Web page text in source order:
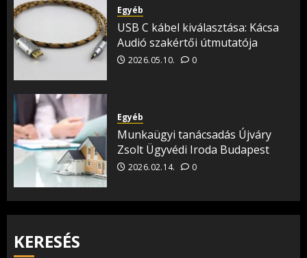
Egyéb
USB C kábel kiválasztása: Kácsa
Audió szakértői útmutatója
2026.05.10. 0
Egyéb
Munkaügyi tanácsadás Újváry
Zsolt Ügyvédi Iroda Budapest
2026.02.14. 0
KERESÉS